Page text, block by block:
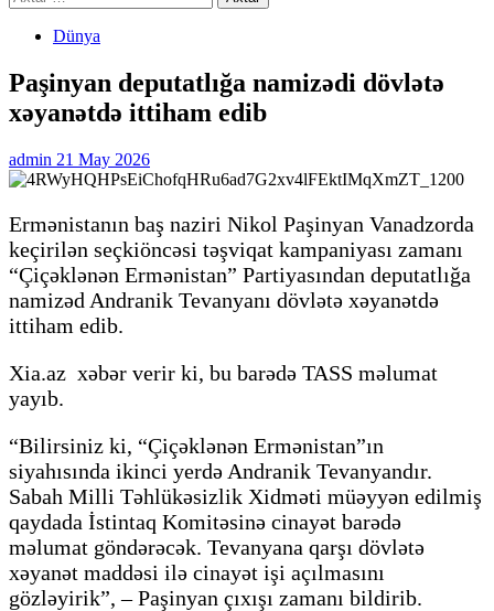
Dünya
Paşinyan deputatlığa namizədi dövlətə
xəyanətdə ittiham edib
admin 21 May 2026
Ermənistanın baş naziri Nikol Paşinyan Vanadzorda
keçirilən seçkiöncəsi təşviqat kampaniyası zamanı
“Çiçəklənən Ermənistan” Partiyasından deputatlığa
namizəd Andranik Tevanyanı dövlətə xəyanətdə
ittiham edib.
Xia.az xəbər verir ki, bu barədə TASS məlumat
yayıb.
“Bilirsiniz ki, “Çiçəklənən Ermənistan”ın
siyahısında ikinci yerdə Andranik Tevanyandır.
Sabah Milli Təhlükəsizlik Xidməti müəyyən edilmiş
qaydada İstintaq Komitəsinə cinayət barədə
məlumat göndərəcək. Tevanyana qarşı dövlətə
xəyanət maddəsi ilə cinayət işi açılmasını
gözləyirik”, – Paşinyan çıxışı zamanı bildirib.